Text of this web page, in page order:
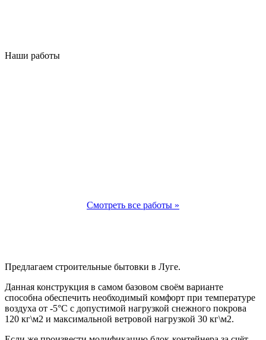
Наши работы
Смотреть все работы »
Предлагаем строительные бытовки в Луге.
Данная конструкция в самом базовом своём варианте
способна обеспечить необходимый комфорт при температуре
воздуха от -5°С с допустимой нагрузкой снежного покрова
120 кг\м2 и максимальной ветровой нагрузкой 30 кг\м2.